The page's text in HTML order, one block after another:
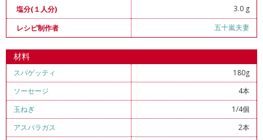
塩分(１人分)
3.0 g
レシピ制作者
五十嵐夫妻
材料
スパゲッティ
180g
ソーセージ
4本
玉ねぎ
1/4個
アスパラガス
2本